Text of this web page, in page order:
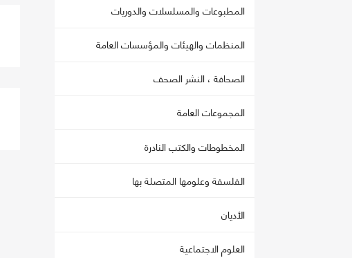
المطبوعات والمسلسلات والدوريات
المنظمات والهيئات والمؤسسات العامة
الصحافة ، النشر الصحف
المجموعات العامة
المخطوطات والكتب النادرة
الفلسفة وعلومها المتصلة بها
الأديان
العلوم الاجتماعية